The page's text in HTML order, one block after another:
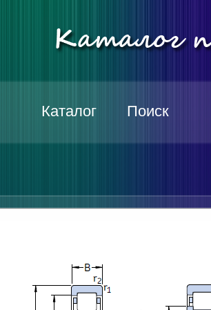
Каталог Поиск